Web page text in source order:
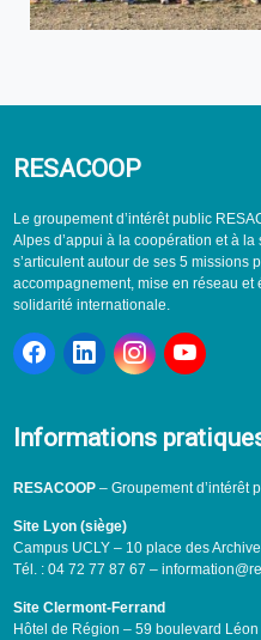
RESACOOP
Le groupement d’intérêt public
Alpes d’appui à la coopération et à
s’articulent autour de ses 5 missions
accompagnement, mise en réseau
solidarité internationale.
Informations
RESACOOP– Groupement d’intérêt
Site Lyon (siège)
Campus UCLY – 10 place des
Tél. : 04 72 77 87 67 –
Site Clermont-Ferrand
Hôtel de Région – 59 boulevard